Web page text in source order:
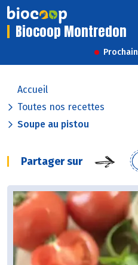
Biocoop Montredon
Accueil
Toutes nos recettes
Soupe au pistou
Partager sur